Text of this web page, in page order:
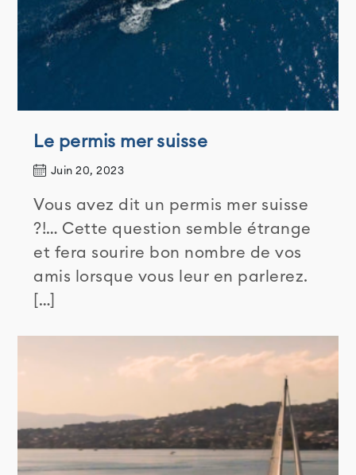
Le permis mer suisse
Juin 20, 2023
Vous avez dit un permis mer suisse
?!… Cette question semble étrange
et fera sourire bon nombre de vos
amis lorsque vous leur en parlerez.
[…]